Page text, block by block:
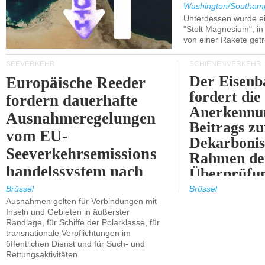
Washington/
Unterdessen wurde
"Stolt Magnesium",
von einer Rakete
SEEVERKEHR
Europäische Reeder
fordern dauerhafte
Ausnahmeregelungen
vom EU-
Seeverkehrsemissions
handelssystem nach
2030.
Brüssel
Ausnahmen gelten für Verbindungen mit
Inseln und Gebieten in äußerster
Randlage, für Schiffe der Polarklasse, für
transnationale Verpflichtungen im
öffentlichen Dienst und für Such- und
Rettungsaktivitäten.
SCHIENENVERKEHR
Der
fordert die
Beitrags
Rahmen
ETS.
Brüssel